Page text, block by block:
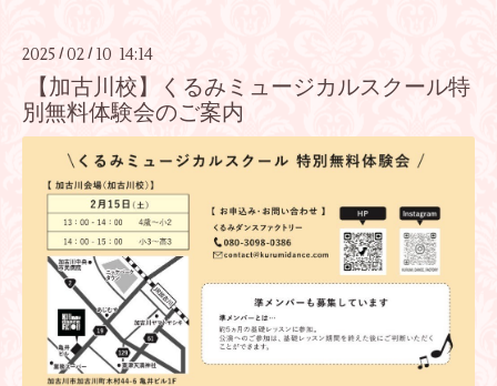
2025 /02 / 10 14:14
【加古川校】くるみミュージカルスクール特
別無料体験会のご案内